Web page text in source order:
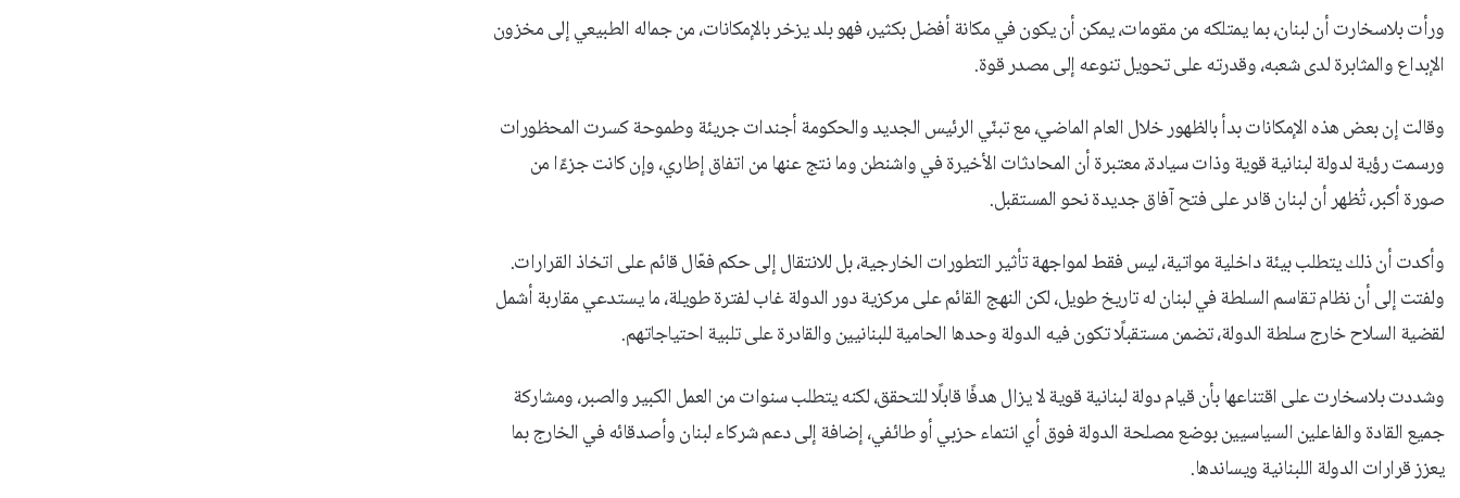
ورأت بلاسخارت أن لبنان، بما يمتلكه من مقومات، يمكن أن يكون في مكانة أفضل بكثير، فهو بلد يزخر بالإمكانات، من جماله الطبيعي إلى مخزون
الإبداع والمثابرة لدى شعبه، وقدرته على تحويل تنوعه إلى مصدر قوة.
وقالت إن بعض هذه الإمكانات بدأ بالظهور خلال العام الماضي، مع تبنّي الرئيس الجديد والحكومة أجندات جريئة وطموحة كسرت المحظورات
ورسمت رؤية لدولة لبنانية قوية وذات سيادة، معتبرة أن المحادثات الأخيرة في واشنطن وما نتج عنها من اتفاق إطاري، وإن كانت جزءًا من
صورة أكبر، تُظهر أن لبنان قادر على فتح آفاق جديدة نحو المستقبل.
وأكدت أن ذلك يتطلب بيئة داخلية مواتية، ليس فقط لمواجهة تأثير التطورات الخارجية، بل للانتقال إلى حكم فعّال قائم على اتخاذ القرارات.
ولفتت إلى أن نظام تقاسم السلطة في لبنان له تاريخ طويل، لكن النهج القائم على مركزية دور الدولة غاب لفترة طويلة، ما يستدعي مقاربة أشمل
لقضية السلاح خارج سلطة الدولة، تضمن مستقبلًا تكون فيه الدولة وحدها الحامية للبنانيين والقادرة على تلبية احتياجاتهم.
وشددت بلاسخارت على اقتناعها بأن قيام دولة لبنانية قوية لا يزال هدفًا قابلًا للتحقق، لكنه يتطلب سنوات من العمل الكبير والصبر، ومشاركة
جميع القادة والفاعلين السياسيين بوضع مصلحة الدولة فوق أي انتماء حزبي أو طائفي، إضافة إلى دعم شركاء لبنان وأصدقائه في الخارج بما
يعزز قرارات الدولة اللبنانية ويساندها.